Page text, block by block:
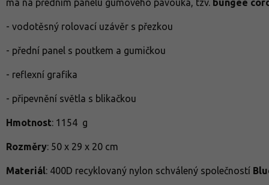
- vodotěsný rolovací uzávěr s přezkou
- přední panel s poutkem a gumičkou
- reflexní grafika
- připevnění světla s blikačkou
Hmotnost: 1154 g
Rozměry: 50 x 29 x 20 cm
Materiál: 400D recyklovaný nylon schválený společností